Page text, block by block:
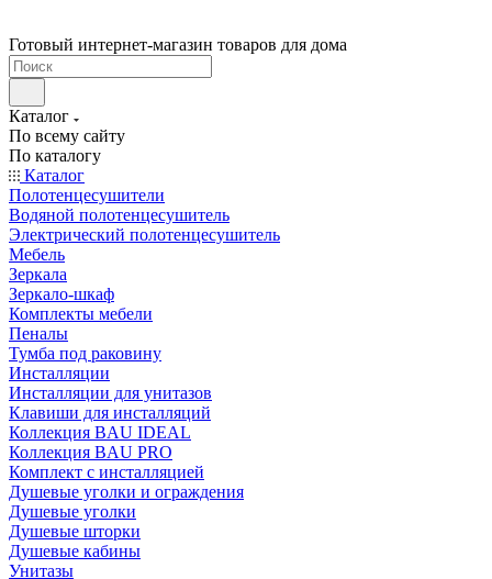
Готовый интернет-магазин товаров для дома
Каталог
По всему сайту
По каталогу
Каталог
Полотенцесушители
Водяной полотенцесушитель
Электрический полотенцесушитель
Мебель
Зеркала
Зеркало-шкаф
Комплекты мебели
Пеналы
Тумба под раковину
Инсталляции
Инсталляции для унитазов
Клавиши для инсталляций
Коллекция BAU IDEAL
Коллекция BAU PRO
Комплект с инсталляцией
Душевые уголки и ограждения
Душевые уголки
Душевые шторки
Душевые кабины
Унитазы